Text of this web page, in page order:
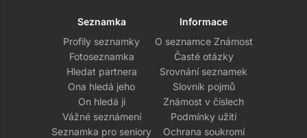
Seznamka
Profily seznamky
Fotoseznamka
Hledat partnera
Ona hledá jeho
On hledá ji
Vážné seznámení
Seznamka pro seniory
Informace
O seznamce Známost
Časté otázky
Srovnání seznamek
Slovník pojmů
Známost v číslech
Podmínky užití
Ochrana soukromí